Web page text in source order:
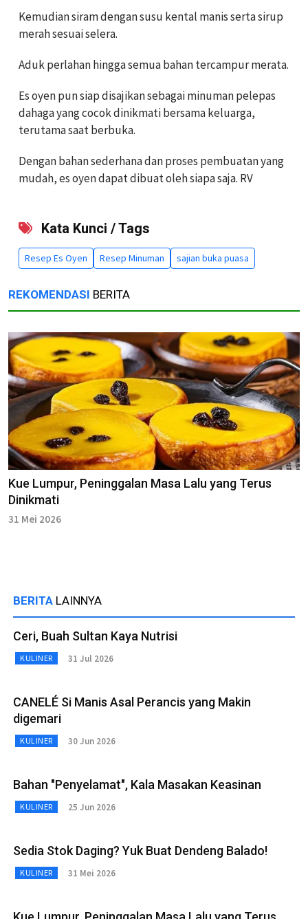
Kemudian siram dengan susu kental manis serta sirup
merah sesuai selera.
Aduk perlahan hingga semua bahan tercampur merata.
Es oyen pun siap disajikan sebagai minuman pelepas
dahaga yang cocok dinikmati bersama keluarga,
terutama saat berbuka.
Dengan bahan sederhana dan proses pembuatan yang
mudah, es oyen dapat dibuat oleh siapa saja. RV
Kata Kunci / Tags
Resep Es Oyen Resep Minuman sajian buka puasa
REKOMENDASI BERITA
Kue Lumpur, Peninggalan Masa Lalu yang Terus
Dinikmati
31 Mei 2026
BERITA LAINNYA
Ceri, Buah Sultan Kaya Nutrisi
KULINER 31 Jul 2026
CANELÉ Si Manis Asal Perancis yang Makin
digemari
KULINER 30 Jun 2026
Bahan "Penyelamat", Kala Masakan Keasinan
KULINER 25 Jun 2026
Sedia Stok Daging? Yuk Buat Dendeng Balado!
KULINER 31 Mei 2026